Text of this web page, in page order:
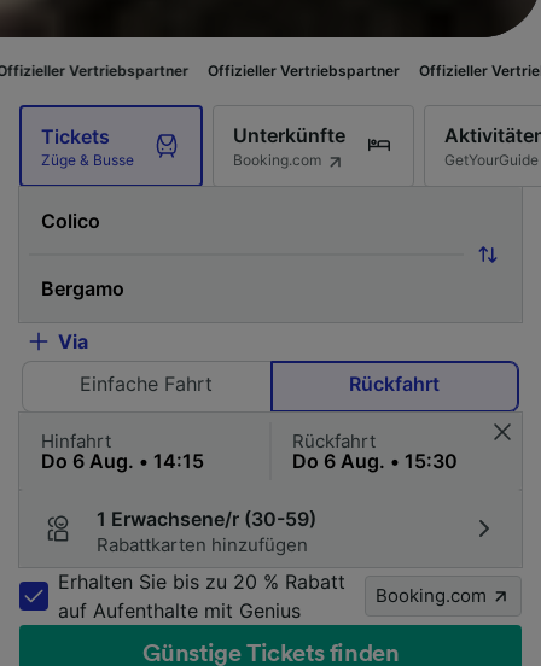
Offizieller Vertriebspartner Offizieller Vertriebspartner
Tickets
Züge & Busse
Unterkünfte
Booking.com GetYourGuide
Via
Einfache Fahrt
Rückfahrt
Hinfahrt Rückfahrt
1 Erwachsene/r (30-59)
Rabattkarten hinzufügen
Erhalten Sie bis zu 20 % Rabatt
auf Aufenthalte mit Genius
Booking.com
Günstige Tickets finden